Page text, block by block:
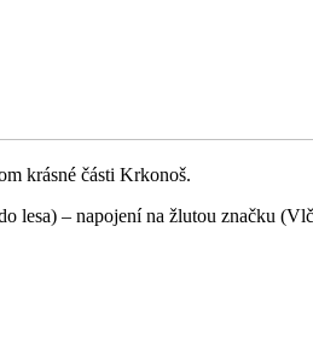
krásné části Krkonoš.
lesa) – napojení na žlutou značku